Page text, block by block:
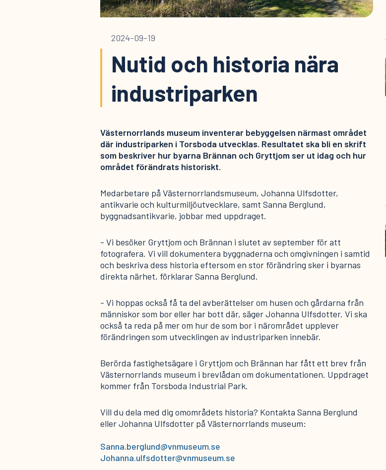
2024-09-19
Nutid och historia nära
industriparken
Västernorrlands museum inventerar bebyggelsen närmast området
där industriparken i Torsboda utvecklas. Resultatet ska bli en skrift
som beskriver hur byarna Brännan och Gryttjom ser ut idag och hur
området förändrats historiskt.
Medarbetare på Västernorrlandsmuseum, Johanna Ulfsdotter,
antikvarie och kulturmiljöutvecklare, samt Sanna Berglund,
byggnadsantikvarie, jobbar med uppdraget.
- Vi besöker Gryttjom och Brännan i slutet av september för att
fotografera. Vi vill dokumentera byggnaderna och omgivningen i samtid
och beskriva dess historia eftersom en stor förändring sker i byarnas
direkta närhet, förklarar Sanna Berglund.
- Vi hoppas också få ta del avberättelser om husen och gårdarna från
människor som bor eller har bott där, säger Johanna Ulfsdotter. Vi ska
också ta reda på mer om hur de som bor i närområdet upplever
förändringen som utvecklingen av industriparken innebär.
Berörda fastighetsägare i Gryttjom och Brännan har fått ett brev från
Västernorrlands museum i brevlådan om dokumentationen. Uppdraget
kommer från Torsboda Industrial Park.
Vill du dela med dig omområdets historia? Kontakta Sanna Berglund
eller Johanna Ulfsdotter på Västernorrlands museum:
Sanna.berglund@vnmuseum.se
Johanna.ulfsdotter@vnmuseum.se